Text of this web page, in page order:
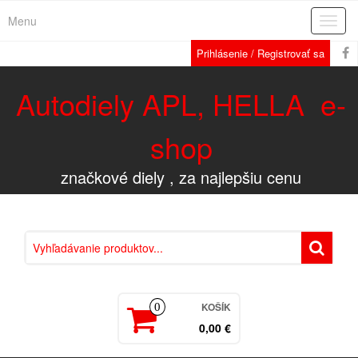
Menu
Prihlásenie / Registrovať sa
Autodiely APL, HELLA e-
shop
značkové diely , za najlepšiu cenu
0 KOŠÍK
0,00 €